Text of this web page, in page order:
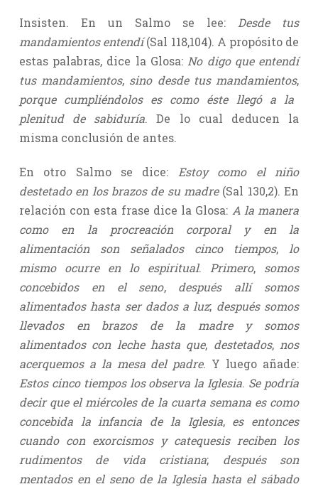
Insisten. En un Salmo se lee: Desde tus
mandamientos entendí(Sal 118,104). A propósito de
estas palabras, dice la Glosa: No digo que entendí
tus mandamientos, sino desde tus mandamientos,
porque cumpliéndolos es como éste llegó a la
plenitud de sabiduría. De lo cual deducen la
misma conclusión de antes.
En otro Salmo se dice: Estoy como el niño
destetado en los brazos de su madre (Sal 130,2). En
relación con esta frase dice la Glosa: A la manera
como en la procreación corporal y en la
alimentación son señalados cinco tiempos, lo
mismo ocurre en lo espiritual. Primero, somos
concebidos en el seno,después allí somos
alimentados hasta ser dados a luz; después somos
llevados en brazos de la madre y somos
alimentados con leche hasta que, destetados,nos
acerquemos a la mesa del padre. Y luego añade:
Estos cinco tiempos los observa la Iglesia. Se podría
decir que el miércoles de la cuarta semana es como
concebida la infancia de la Iglesia,es entonces
cuando con exorcismos y catequesis reciben los
rudimentos de vida cristiana; después son
mentados en el seno de la Iglesia hasta el sábado